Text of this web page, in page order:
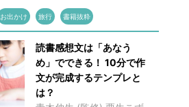
お出かけ 旅行 書籍抜粋
読書感想文は「あなう
め」でできる！ 10分で作
文が完成するテンプレと
は？